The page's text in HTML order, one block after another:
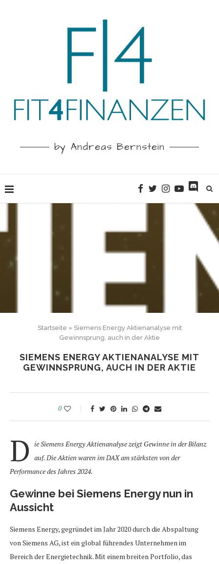
by Andreas Bernstein
Startseite » Siemens Energy Aktienanalyse mit
Gewinnsprung, auch in der Aktie
SIEMENS ENERGY AKTIENANALYSE MIT
GEWINNSPRUNG, AUCH IN DER AKTIE
0
D ie Siemens Energy Aktienanalyse zeigt Gewinne in der Bilanz
auf. Die Aktien waren im DAX am stärksten von der
Performance des Jahres 2024.
Gewinne bei Siemens Energy nun in
Aussicht
Siemens Energy, gegründet im Jahr 2020 durch die Abspaltung
von Siemens AG, ist ein global führendes Unternehmen im
Bereich der Energietechnik. Mit einem breiten Portfolio, das